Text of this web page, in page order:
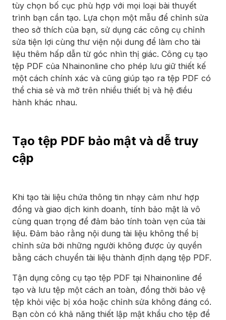
tùy chọn bố cục phù hợp với mọi loại bài thuyết
trình bạn cần tạo. Lựa chọn một mẫu để chỉnh sửa
theo sở thích của bạn, sử dụng các công cụ chỉnh
sửa tiện lợi cùng thư viện nội dung để làm cho tài
liệu thêm hấp dẫn từ góc nhìn thị giác. Công cụ tạo
tệp PDF của Nhainonline cho phép lưu giữ thiết kế
một cách chính xác và cũng giúp tạo ra tệp PDF có
thể chia sẻ và mở trên nhiều thiết bị và hệ điều
hành khác nhau.
Tạo tệp PDF bảo mật và dễ truy
cập
Khi tạo tài liệu chứa thông tin nhạy cảm như hợp
đồng và giao dịch kinh doanh, tính bảo mật là vô
cùng quan trọng để đảm bảo tính toàn vẹn của tài
liệu. Đảm bảo rằng nội dung tài liệu không thể bị
chỉnh sửa bởi những người không được ủy quyền
bằng cách chuyển tài liệu thành định dạng tệp PDF.
Tận dụng công cụ tạo tệp PDF tại Nhainonline để
tạo và lưu tệp một cách an toàn, đồng thời bảo vệ
tệp khỏi việc bị xóa hoặc chỉnh sửa không đáng có.
Bạn còn có khả năng thiết lập mật khẩu cho tệp để